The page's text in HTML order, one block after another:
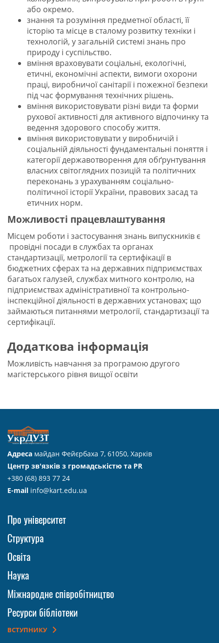
або окремо.
знання та розуміння предметної області, її
історію та місце в сталому розвитку техніки і
технологій, у загальній системі знань про
природу і суспільство.
вміння враховувати соціальні, екологічні,
етичні, економічні аспекти, вимоги охорони
праці, виробничої санітарії і пожежної безпеки
під час формування технічних рішень.
вміння використовувати різні види та форми
рухової активності для активного відпочинку та
ведення здорового способу життя.
вміння використовувати у виробничій і
соціальній діяльності фундаментальні поняття і
категорії державотворення для обґрунтування
власних світоглядних позицій та політичних
переконань з урахуванням соціально-
політичної історії України, правових засад та
етичних норм.
Можливості працевлаштування
Місцем роботи і застосування знань випускників є
провідні посади в службах та органах
стандартизації, метрології та сертифікації в
бюджетних сферах та на державних підприємствах
багатьох галузей, службах митного контролю, на
підприємствах адміністративної та контрольно-
інспекційної діяльності в державних установах; що
займаються питаннями метрології, стандартизації та
сертифікації.
Додаткова інформація
Можливість навчання за програмою другого
магістерського рівня вищої освіти
Адреса майдан Фейєрбаха 7, 61050, Харків
Центр зв'язків з громадськістю та PR
+380 (68) 893 77 24
E-mail info@kart.edu.ua
Про університет
Структура
Освіта
Наука
Міжнародне співробітництво
Ресурси бібліотеки
ВСТУПНИКУ